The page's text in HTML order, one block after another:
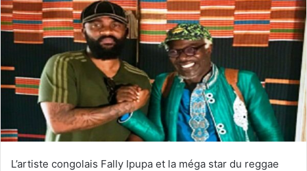
L’artiste congolais Fally Ipupa et la méga star du reggae